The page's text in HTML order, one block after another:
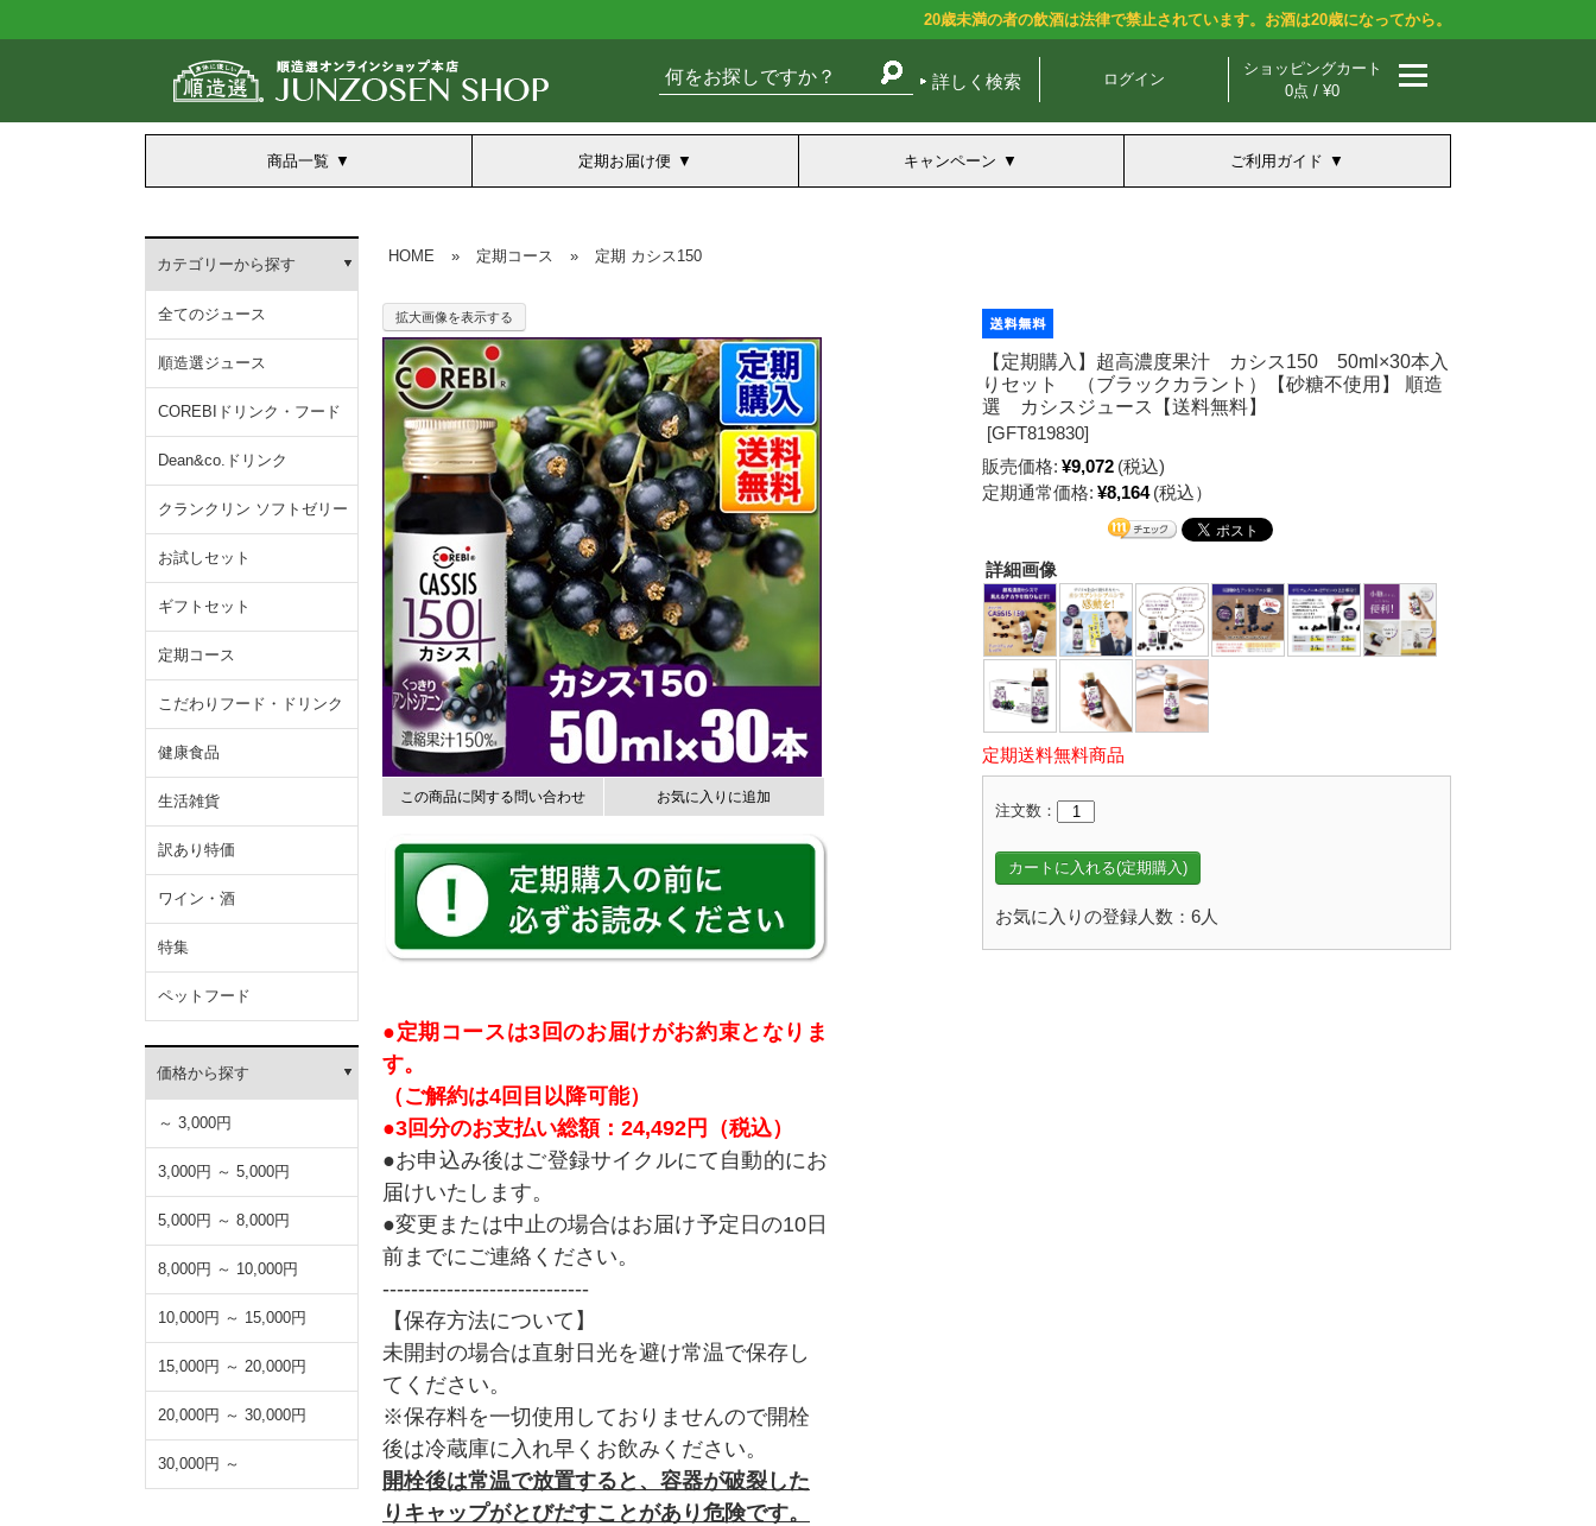
20歳未満の者の飲酒は法律で禁止されています。お酒は20歳になってから。
詳しく検索 ログイン
ショッピングカート
0点 / ¥0
商品一覧 定期お届け便 キャンペーン ご利用ガイド
カテゴリーから探す
全てのジュース
順造選ジュース
COREBIドリンク・フード
Dean&co.ドリンク
クランクリン ソフトゼリー
お試しセット
ギフトセット
定期コース
こだわりフード・ドリンク
健康食品
生活雑貨
訳あり特価
ワイン・酒
特集
ペットフード
価格から探す
～ 3,000円
3,000円 ～ 5,000円
5,000円 ～ 8,000円
8,000円 ～ 10,000円
10,000円 ～ 15,000円
15,000円 ～ 20,000円
20,000円 ～ 30,000円
30,000円 ～
HOME » 定期コース » 定期 カシス150
拡大画像を表示する
この商品に関する問い合わせ お気に入りに追加
●定期コースは3回のお届けがお約束となりま
す。
（ご解約は4回目以降可能）
●3回分のお支払い総額：24,492円（税込）
●お申込み後はご登録サイクルにて自動的にお
届けいたします。
●変更または中止の場合はお届け予定日の10日
前までにご連絡ください。
-----------------------------
【保存方法について】
未開封の場合は直射日光を避け常温で保存し
てください。
※保存料を一切使用しておりませんので開栓
後は冷蔵庫に入れ早くお飲みください。
開栓後は常温で放置すると、容器が破裂した
りキャップがとびだすことがあり危険です。
【定期購入】超高濃度果汁 カシス150 50ml×30本入
りセット （ブラックカラント）【砂糖不使用】 順造
選 カシスジュース【送料無料】
[GFT819830]
販売価格: ¥9,072 (税込)
定期通常価格: ¥8,164 (税込）
詳細画像
定期送料無料商品
注文数：
カートに入れる(定期購入)
お気に入りの登録人数：6人